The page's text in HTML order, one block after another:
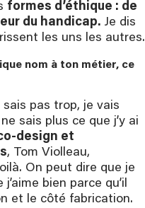
formes d’éthique : de
du handicap. Je dis
les uns les autres.
nom à ton métier, ce
pas trop, je vais
sais plus ce que j’y ai
design et
, Tom Violleau,
On peut dire que je
bien parce qu’il
et le côté fabrication.